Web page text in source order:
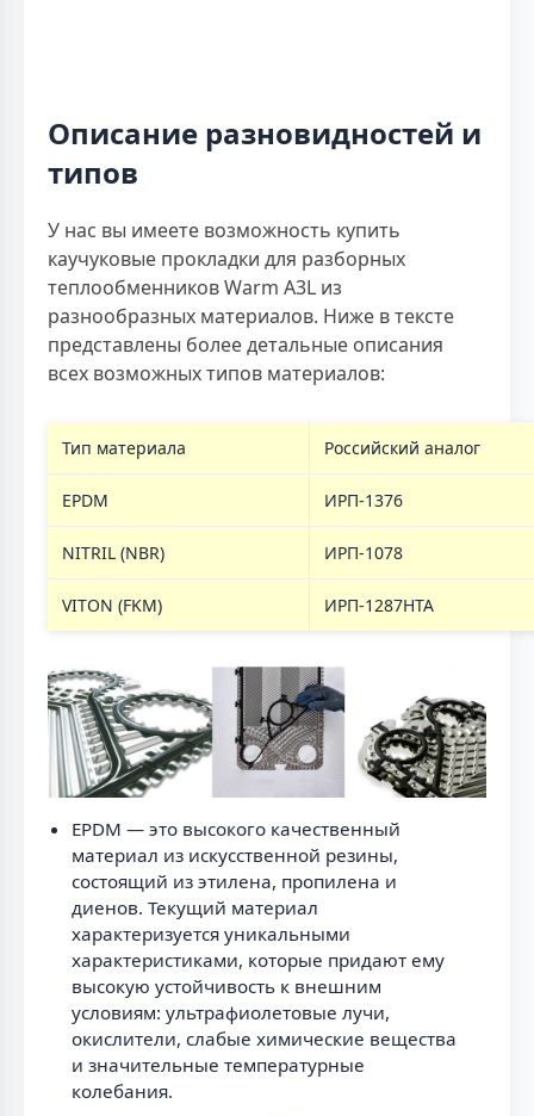
Описание разновидностей и
типов
У нас вы имеете возможность купить
каучуковые прокладки для разборных
теплообменников Warm A3L из
разнообразных материалов. Ниже в тексте
представлены более детальные описания
всех возможных типов материалов:
Тип материала Российский аналог
EPDM ИРП-1376
NITRIL (NBR) ИРП-1078
VITON (FKM) ИРП-1287НТА
EPDM — это высокого качественный
материал из искусственной резины,
состоящий из этилена, пропилена и
диенов. Текущий материал
характеризуется уникальными
характеристиками, которые придают ему
высокую устойчивость к внешним
условиям: ультрафиолетовые лучи,
окислители, слабые химические вещества
и значительные температурные
колебания.